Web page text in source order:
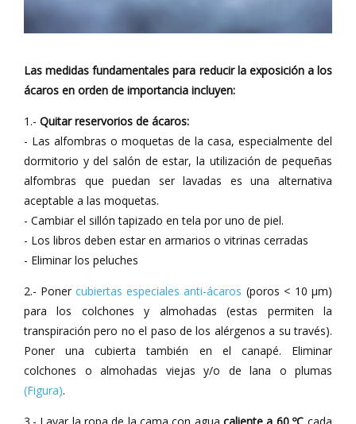
Las medidas fundamentales para reducir la exposición a los
ácaros en orden de importancia incluyen:
1.- Quitar reservorios de ácaros:
- Las alfombras o moquetas de la casa, especialmente del
dormitorio y del salón de estar, la utilización de pequeñas
alfombras que puedan ser lavadas es una alternativa
aceptable a las moquetas.
- Cambiar el sillón tapizado en tela por uno de piel.
- Los libros deben estar en armarios o vitrinas cerradas
- Eliminar los peluches
2.- Poner cubiertas especiales anti-ácaros (poros < 10 µm)
para los colchones y almohadas (estas permiten la
transpiración pero no el paso de los alérgenos a su través).
Poner una cubierta también en el canapé. Eliminar
colchones o almohadas viejas y/o de lana o plumas
(Figura).